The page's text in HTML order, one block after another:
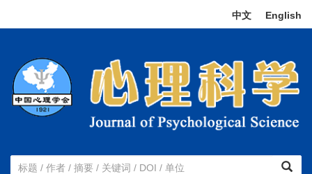
中文 English